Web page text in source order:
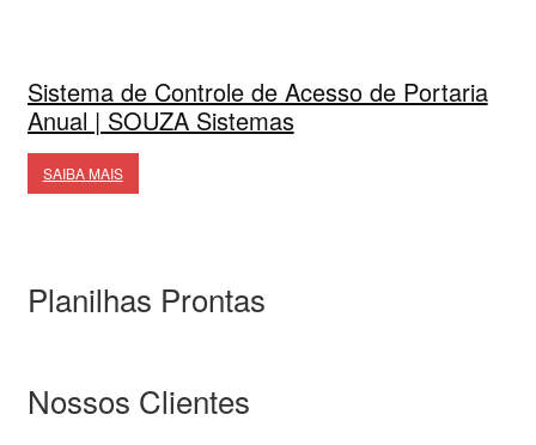
Sistema de Controle de Acesso de Portaria
Anual | SOUZA Sistemas
SAIBA MAIS
Planilhas Prontas
Nossos Clientes